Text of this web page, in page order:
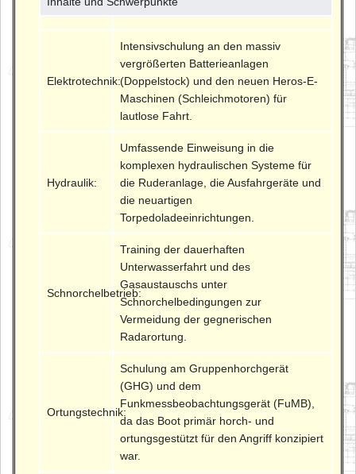
Elektrotechnik:
Intensivschulung an den massiv
vergrößerten Batterieanlagen
(Doppelstock) und den neuen Heros-E-
Maschinen (Schleichmotoren) für
lautlose Fahrt.
Hydraulik:
Umfassende Einweisung in die
komplexen hydraulischen Systeme für
die Ruderanlage, die Ausfahrgeräte und
die neuartigen
Torpedoladeeinrichtungen.
Schnorchelbetrieb:
Training der dauerhaften
Unterwasserfahrt und des
Gasaustauschs unter
Schnorchelbedingungen zur
Vermeidung der gegnerischen
Radarortung.
Ortungstechnik:
Schulung am Gruppenhorchgerät
(GHG) und dem
Funkmessbeobachtungsgerät (FuMB),
da das Boot primär horch- und
ortungsgestützt für den Angriff konzipiert
war.